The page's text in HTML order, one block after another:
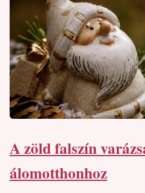
A zöld falszín
álomotthonhoz